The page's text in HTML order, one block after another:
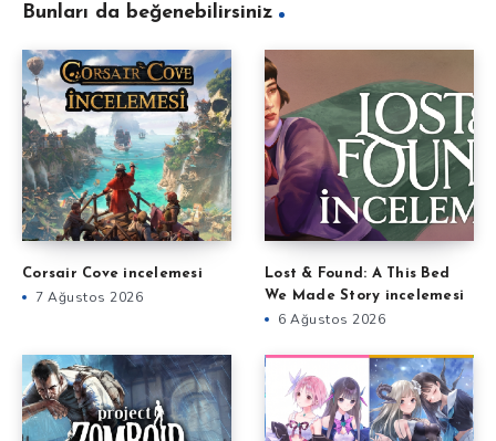
Bunları da beğenebilirsiniz
Corsair Cove incelemesi
7 Ağustos 2026
Lost & Found: A This Bed
We Made Story incelemesi
6 Ağustos 2026